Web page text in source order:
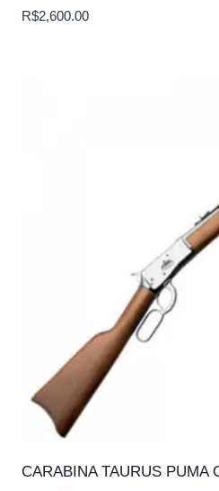
R$2,600.00
CARABINA TAURUS PUMA